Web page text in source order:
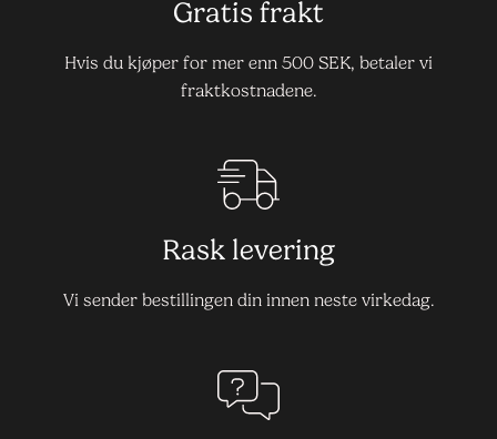
Gratis frakt
Hvis du kjøper for mer enn 500 SEK, betaler vi
fraktkostnadene.
Rask levering
Vi sender bestillingen din innen neste virkedag.